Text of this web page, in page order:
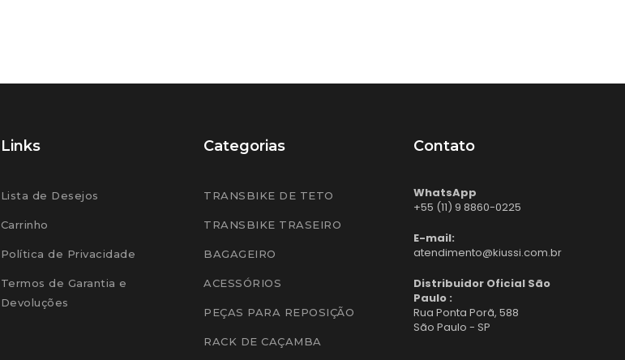
Links
Lista de Desejos
Carrinho
Política de Privacidade
Termos de Garantia e
Devoluções
Categorias
TRANSBIKE DE TETO
TRANSBIKE TRASEIRO
BAGAGEIRO
ACESSÓRIOS
PEÇAS PARA REPOSIÇÃO
RACK DE CAÇAMBA
Contato
WhatsApp
+55 (11) 9 8860-0225
E-mail:
atendimento@kiussi.com.br
Distribuidor Oficial São
Paulo :
Rua Ponta Porã, 588
São Paulo - SP